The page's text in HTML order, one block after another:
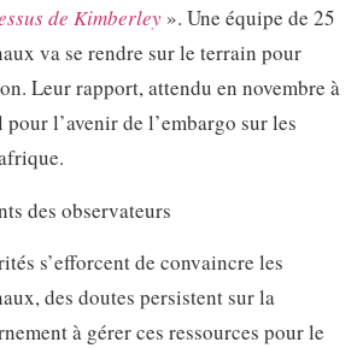
de Kimberley ». Une équipe de 25
va se rendre sur le terrain pour
Leur rapport, attendu en novembre à
l’avenir de l’embargo sur les
des observateurs
s’efforcent de convaincre les
des doutes persistent sur la
à gérer ces ressources pour le